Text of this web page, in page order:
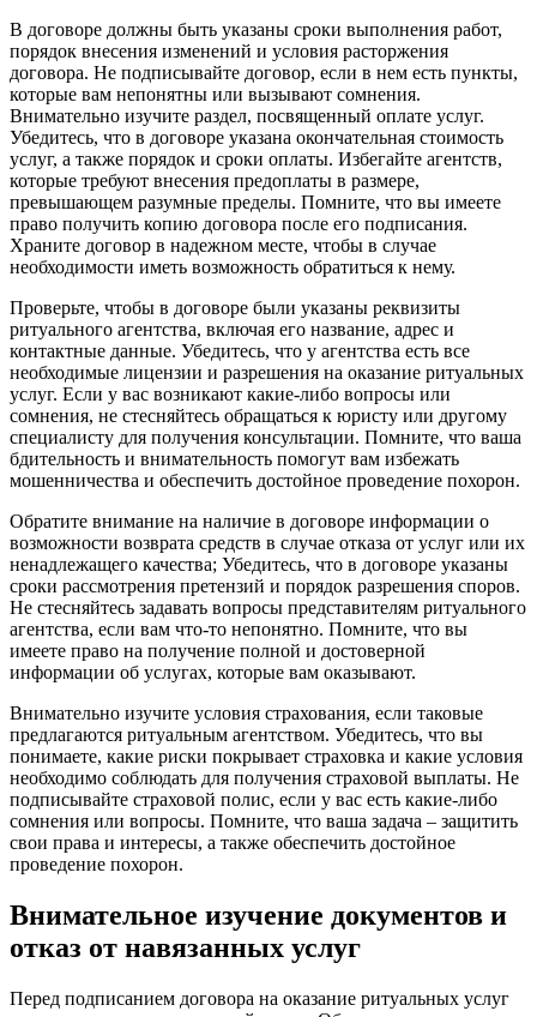
В договоре должны быть указаны сроки выполнения работ,
порядок внесения изменений и условия расторжения
договора. Не подписывайте договор, если в нем есть пункты,
которые вам непонятны или вызывают сомнения.
Внимательно изучите раздел, посвященный оплате услуг.
Убедитесь, что в договоре указана окончательная стоимость
услуг, а также порядок и сроки оплаты. Избегайте агентств,
которые требуют внесения предоплаты в размере,
превышающем разумные пределы. Помните, что вы имеете
право получить копию договора после его подписания.
Храните договор в надежном месте, чтобы в случае
необходимости иметь возможность обратиться к нему.
Проверьте, чтобы в договоре были указаны реквизиты
ритуального агентства, включая его название, адрес и
контактные данные. Убедитесь, что у агентства есть все
необходимые лицензии и разрешения на оказание ритуальных
услуг. Если у вас возникают какие-либо вопросы или
сомнения, не стесняйтесь обращаться к юристу или другому
специалисту для получения консультации. Помните, что ваша
бдительность и внимательность помогут вам избежать
мошенничества и обеспечить достойное проведение похорон.
Обратите внимание на наличие в договоре информации о
возможности возврата средств в случае отказа от услуг или их
ненадлежащего качества; Убедитесь, что в договоре указаны
сроки рассмотрения претензий и порядок разрешения споров.
Не стесняйтесь задавать вопросы представителям ритуального
агентства, если вам что-то непонятно. Помните, что вы
имеете право на получение полной и достоверной
информации об услугах, которые вам оказывают.
Внимательно изучите условия страхования, если таковые
предлагаются ритуальным агентством. Убедитесь, что вы
понимаете, какие риски покрывает страховка и какие условия
необходимо соблюдать для получения страховой выплаты. Не
подписывайте страховой полис, если у вас есть какие-либо
сомнения или вопросы. Помните, что ваша задача – защитить
свои права и интересы, а также обеспечить достойное
проведение похорон.
Внимательное изучение документов и
отказ от навязанных услуг
Перед подписанием договора на оказание ритуальных услуг